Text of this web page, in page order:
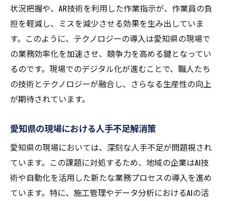
愛知県の現場における最先端の効率化事例
効率化を推進する愛知県の企業努力
愛知県が描く現場業務の持続可能なビジョ
ン
効率化の鍵となる地域特性と技術の融合
愛知県の現場モデルが他地域に与える影響
AI活用による現場業務の変革
愛知県でのAI技術の具体的な応用例
現場業務改善へのAIの貢献度
AI導入がもたらす現場の安全性向上
愛知県の現場で進行するAIプロジェクト
状況把握や、AR技術を利用した作業指示が、作業員の負
担を軽減し、ミスを減少させる効果を生み出していま
す。このように、テクノロジーの導入は愛知県の現場で
の業務効率化を加速させ、競争力を高める鍵となってい
るのです。現場でのデジタル化が進むことで、職人たち
の技術とテクノロジーが融合し、さらなる生産性の向上
が期待されています。
愛知県の現場における人手不足解消策
愛知県の現場においては、深刻な人手不足が問題視され
ています。この課題に対処するため、地域の企業はAI技
術や自動化を活用した新たな業務プロセスの導入を進め
ています。特に、施工管理やデータ分析におけるAIの活